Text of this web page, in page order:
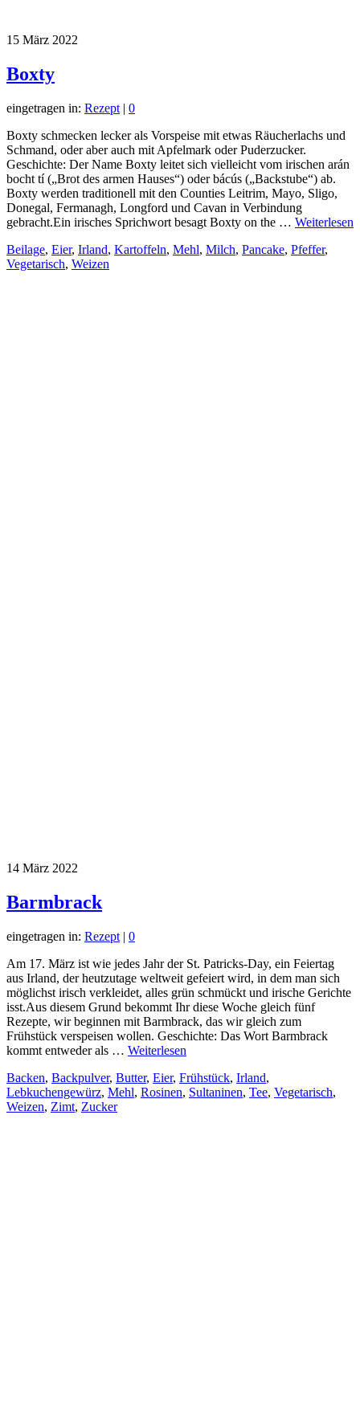
15 März 2022
Boxty
eingetragen in: Rezept | 0
Boxty schmecken lecker als Vorspeise mit etwas Räucherlachs und
Schmand, oder aber auch mit Apfelmark oder Puderzucker.
Geschichte: Der Name Boxty leitet sich vielleicht vom irischen arán
bocht tí („Brot des armen Hauses“) oder bácús („Backstube“) ab.
Boxty werden traditionell mit den Counties Leitrim, Mayo, Sligo,
Donegal, Fermanagh, Longford und Cavan in Verbindung
gebracht.Ein irisches Sprichwort besagt Boxty on the … Weiterlesen
Beilage, Eier, Irland, Kartoffeln, Mehl, Milch, Pancake, Pfeffer,
Vegetarisch, Weizen
14 März 2022
Barmbrack
eingetragen in: Rezept | 0
Am 17. März ist wie jedes Jahr der St. Patricks-Day, ein Feiertag
aus Irland, der heutzutage weltweit gefeiert wird, in dem man sich
möglichst irisch verkleidet, alles grün schmückt und irische Gerichte
isst.Aus diesem Grund bekommt Ihr diese Woche gleich fünf
Rezepte, wir beginnen mit Barmbrack, das wir gleich zum
Frühstück verspeisen wollen. Geschichte: Das Wort Barmbrack
kommt entweder als … Weiterlesen
Backen, Backpulver, Butter, Eier, Frühstück, Irland,
Lebkuchengewürz, Mehl, Rosinen, Sultaninen, Tee, Vegetarisch,
Weizen, Zimt, Zucker